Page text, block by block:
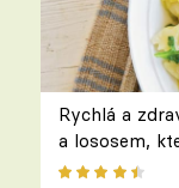
Rychlá a
a lososem,